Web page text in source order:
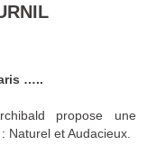
…..
propose une
Naturel et Audacieux.